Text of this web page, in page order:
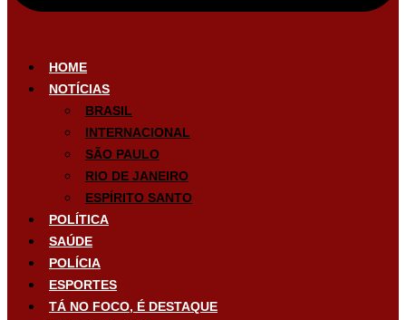
HOME
NOTÍCIAS
BRASIL
INTERNACIONAL
SÃO PAULO
RIO DE JANEIRO
ESPÍRITO SANTO
POLÍTICA
SAÚDE
POLÍCIA
ESPORTES
TÁ NO FOCO, É DESTAQUE